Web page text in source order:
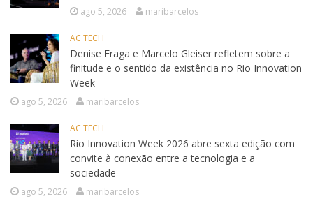
ago 5, 2026 maribarcelos
AC TECH
Denise Fraga e Marcelo Gleiser refletem sobre a
finitude e o sentido da existência no Rio Innovation
Week
ago 5, 2026 maribarcelos
AC TECH
Rio Innovation Week 2026 abre sexta edição com
convite à conexão entre a tecnologia e a
sociedade
ago 5, 2026 maribarcelos